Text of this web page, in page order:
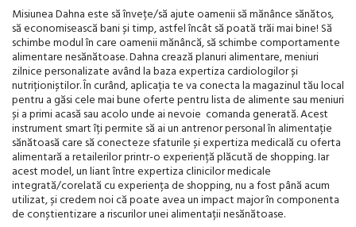
Misiunea Dahna este să învețe/să ajute oamenii să mănânce sănătos,
să economisească bani și timp, astfel încât să poată trăi mai bine! Să
schimbe modul în care oamenii mănâncă, să schimbe comportamente
alimentare nesănătoase. Dahna crează planuri alimentare, meniuri
zilnice personalizate având la baza expertiza cardiologilor și
nutriționiștilor. În curând, aplicația te va conecta la magazinul tău local
pentru a găsi cele mai bune oferte pentru lista de alimente sau meniuri
și a primi acasă sau acolo unde ai nevoie comanda generată. Acest
instrument smart îți permite să ai un antrenor personal în alimentație
sănătoasă care să conecteze sfaturile și expertiza medicală cu oferta
alimentară a retailerilor printr-o experiență plăcută de shopping. Iar
acest model, un liant între expertiza clinicilor medicale
integrată/corelată cu experiența de shopping, nu a fost până acum
utilizat, și credem noi că poate avea un impact major în componenta
de conștientizare a riscurilor unei alimentații nesănătoase.